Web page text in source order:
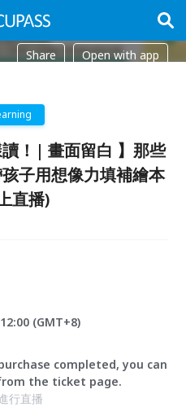
Share Open with app
讀！| 畫面留白 】那些
子用想像力填補繪本
直播)
(GMT+8)
completed, you can
the ticket page.
行直播